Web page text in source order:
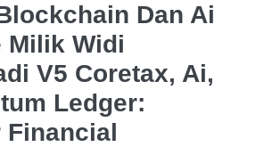
Dan Ai
Milik Widi
V5 Coretax, Ai,
Ledger: